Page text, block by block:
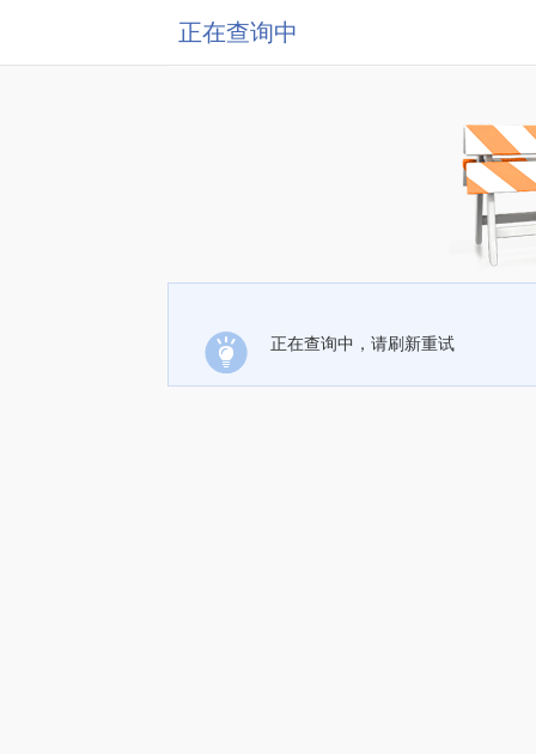
正在查询中
正在查询中，请刷新重试